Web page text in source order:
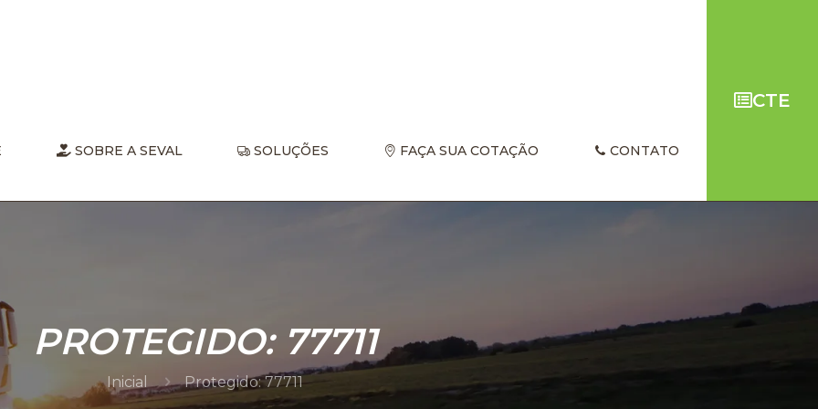
SOBRE A SEVAL SOLUÇÕES FAÇA SUA COTAÇÃO CONTATO
CTE
PROTEGIDO: 77711
Inicial Protegido: 77711